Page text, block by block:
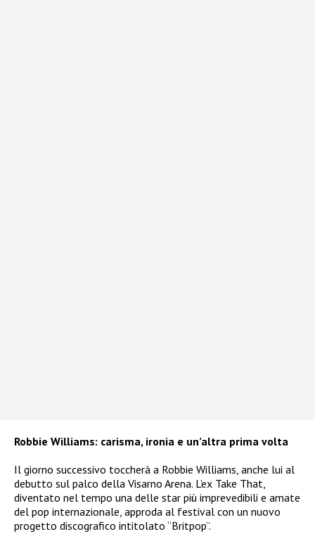
Robbie Williams: carisma, ironia e un’altra prima volta
Il giorno successivo toccherà a Robbie Williams, anche lui al
debutto sul palco della Visarno Arena. L’ex Take That,
diventato nel tempo una delle star più imprevedibili e amate
del pop internazionale, approda al festival con un nuovo
progetto discografico intitolato “Britpop”.